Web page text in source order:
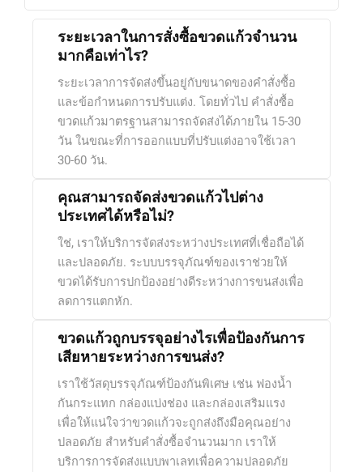
ระยะเวลาในการสั่งซื้อขวดแก้วจำนวน
มากคือเท่าไร?
ระยะเวลาการจัดส่งขึ้นอยู่กับขนาดของคำสั่งซื้อ
และข้อกำหนดการปรับแต่ง. โดยทั่วไป คำสั่งซื้อ
ขวดแก้วมาตรฐานสามารถจัดส่งได้ภายใน 15-30
วัน ในขณะที่การออกแบบที่ปรับแต่งอาจใช้เวลา
30-60 วัน.
คุณสามารถจัดส่งขวดแก้วไปต่าง
ประเทศได้หรือไม่?
ใช่, เราให้บริการจัดส่งระหว่างประเทศที่เชื่อถือได้
และปลอดภัย. ระบบบรรจุภัณฑ์ของเราช่วยให้
ขวดได้รับการปกป้องอย่างดีระหว่างการขนส่งเพื่อ
ลดการแตกหัก.
ขวดแก้วถูกบรรจุอย่างไรเพื่อป้องกันการ
เสียหายระหว่างการขนส่ง?
เราใช้วัสดุบรรจุภัณฑ์ป้องกันพิเศษ เช่น ฟองน้ำ
กันกระแทก กล่องแบ่งช่อง และกล่องเสริมแรง
เพื่อให้แน่ใจว่าขวดแก้วจะถูกส่งถึงมือคุณอย่าง
ปลอดภัย สำหรับคำสั่งซื้อจำนวนมาก เราให้
บริการการจัดส่งแบบพาเลทเพื่อความปลอดภัย